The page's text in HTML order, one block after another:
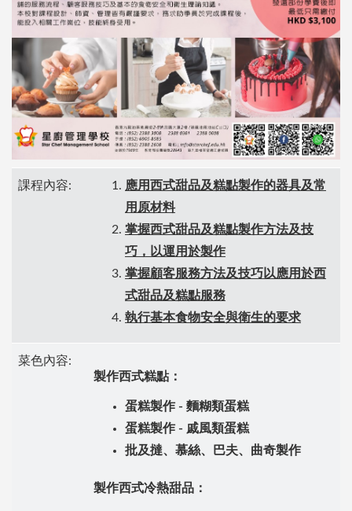
課程內容:
應用西式甜品及糕點製作的器具及常
用原材料
掌握西式甜品及糕點製作方法及技
巧，以運用於製作
掌握顧客服務方法及技巧以應用於西
式甜品及糕點服務
執行基本食物安全與衛生的要求
菜色內容:
製作西式糕點：
蛋糕製作 - 麵糊類蛋糕
蛋糕製作 - 戚風類蛋糕
批及撻、慕絲、巴夫、曲奇製作
製作西式冷熱甜品：